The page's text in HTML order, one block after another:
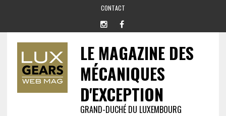
CONTACT
LE MAGAZINE DES
MÉCANIQUES
D'EXCEPTION
GRAND-DUCHÉ DU LUXEMBOURG